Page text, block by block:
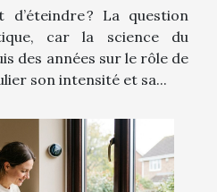
d’éteindre ? La question
car la science du
des années sur le rôle de
son intensité et sa...